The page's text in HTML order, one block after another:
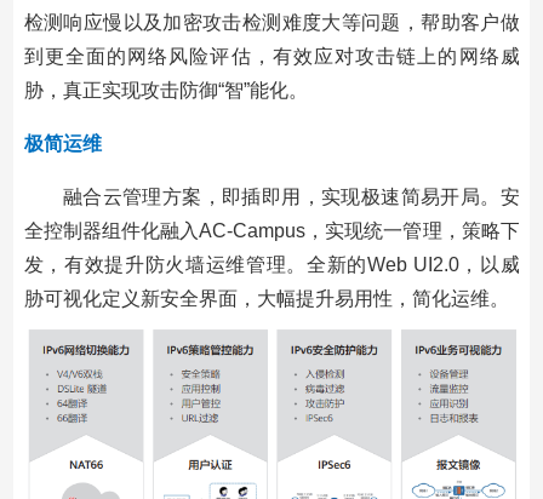
检测响应慢以及加密攻击检测难度大等问题，帮助客户做
到更全面的网络风险评估，有效应对攻击链上的网络威
胁，真正实现攻击防御“智”能化。
极简运维
融合云管理方案，即插即用，实现极速简易开局。安
全控制器组件化融入AC-Campus，实现统一管理，策略下
发，有效提升防火墙运维管理。全新的Web UI2.0，以威
胁可视化定义新安全界面，大幅提升易用性，简化运维。